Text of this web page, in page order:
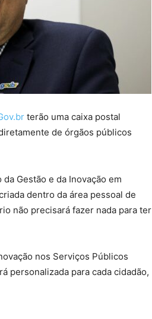
terão uma caixa postal
de órgãos públicos
Gestão e da Inovação em
dentro da área pessoal de
não precisará fazer nada para ter
nos Serviços Públicos
personalizada para cada cidadão,